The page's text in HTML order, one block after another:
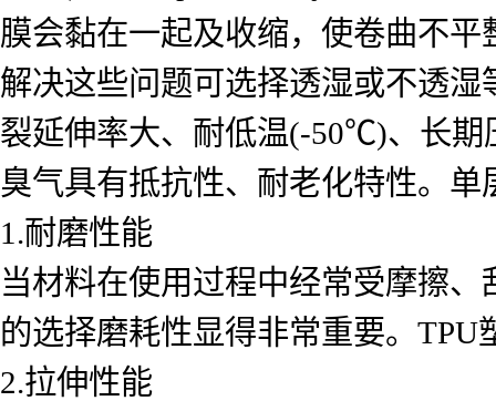
膜会黏在一起及收缩，使卷曲不
解决这些问题可选择透湿或不透
裂延伸率大、耐低温(-50℃)、长期
臭气具有抵抗性、耐老化特性。单
1.耐磨性能
当材料在使用过程中经常受摩擦
的选择磨耗性显得非常重要。
2.拉伸性能